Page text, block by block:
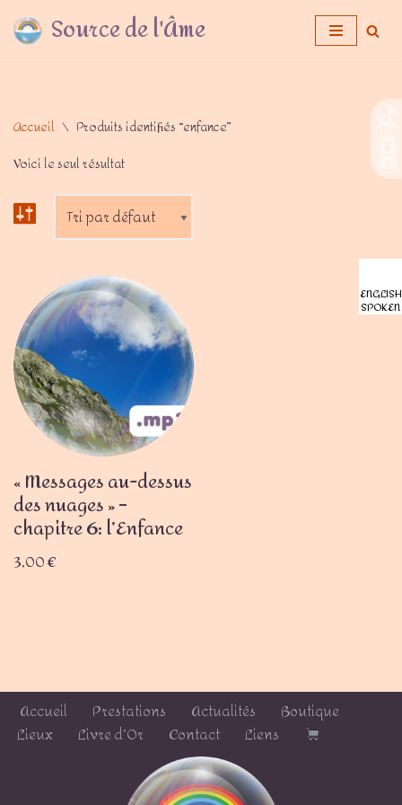
Aller Source de l'Âme
Accueil \ Produits identifiés “enfance”
Voici le seul résultat
« Messages au-dessus
des nuages » –
chapitre 6: l’Enfance
3,00€
Accueil Prestations Actualités
Boutique
Lieux
Livre d’Or Contact Liens
ENGLISH
SPOKEN